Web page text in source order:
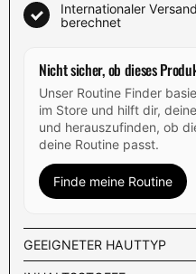
Internationaler
berechnet
Nicht sicher, ob dieses
Unser Routine Finder
im Store und hilft dir,
und herauszufinden, ob
deine Routine passt.
Finde meine Routine
GEEIGNETER HAUTTYP
Normal